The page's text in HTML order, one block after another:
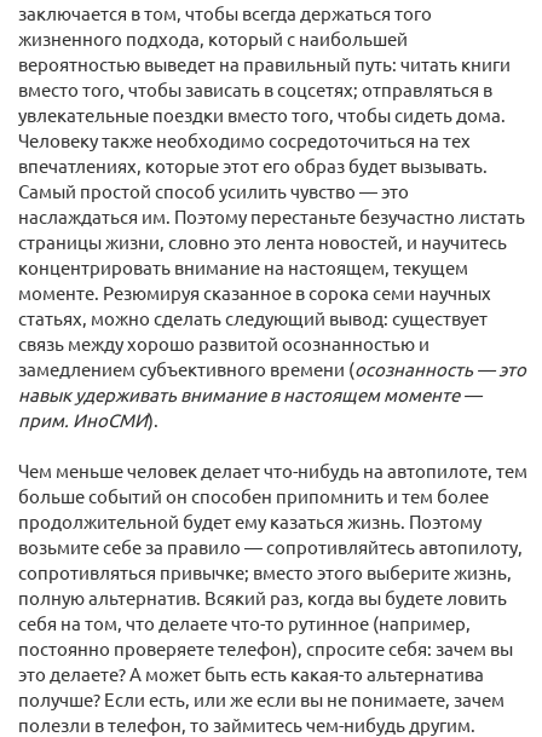
заключается в том, чтобы всегда держаться того
жизненного подхода, который с наибольшей
вероятностью выведет на правильный путь: читать книги
вместо того, чтобы зависать в соцсетях; отправляться в
увлекательные поездки вместо того, чтобы сидеть дома.
Человеку также необходимо сосредоточиться на тех
впечатлениях, которые этот его образ будет вызывать.
Самый простой способ усилить чувство — это
наслаждаться им. Поэтому перестаньте безучастно листать
страницы жизни, словно это лента новостей, и научитесь
концентрировать внимание на настоящем, текущем
моменте. Резюмируя сказанное в сорока семи научных
статьях, можно сделать следующий вывод: существует
связь между хорошо развитой осознанностью и
замедлением субъективного времени (осознанность — это
навык удерживать внимание в настоящем моменте —
прим. ИноСМИ).
Чем меньше человек делает что-нибудь на автопилоте, тем
больше событий он способен припомнить и тем более
продолжительной будет ему казаться жизнь. Поэтому
возьмите себе за правило — сопротивляйтесь автопилоту,
сопротивляться привычке; вместо этого выберите жизнь,
полную альтернатив. Всякий раз, когда вы будете ловить
себя на том, что делаете что-то рутинное (например,
постоянно проверяете телефон), спросите себя: зачем вы
это делаете? А может быть есть какая-то альтернатива
получше? Если есть, или же если вы не понимаете, зачем
полезли в телефон, то займитесь чем-нибудь другим.